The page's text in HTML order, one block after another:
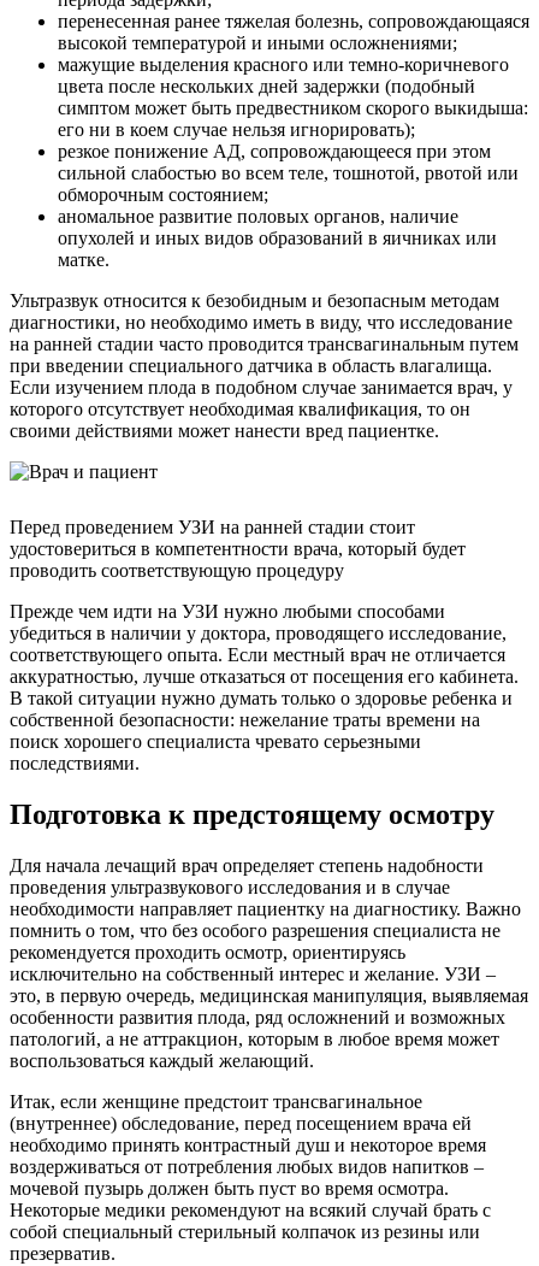
перенесенная ранее тяжелая болезнь, сопровождающаяся
высокой температурой и иными осложнениями;
мажущие выделения красного или темно-коричневого
цвета после нескольких дней задержки (подобный
симптом может быть предвестником скорого выкидыша:
его ни в коем случае нельзя игнорировать);
резкое понижение АД, сопровождающееся при этом
сильной слабостью во всем теле, тошнотой, рвотой или
обморочным состоянием;
аномальное развитие половых органов, наличие
опухолей и иных видов образований в яичниках или
матке.
Ультразвук относится к безобидным и безопасным методам
диагностики, но необходимо иметь в виду, что исследование
на ранней стадии часто проводится трансвагинальным путем
при введении специального датчика в область влагалища.
Если изучением плода в подобном случае занимается врач, у
которого отсутствует необходимая квалификация, то он
своими действиями может нанести вред пациентке.
Перед проведением УЗИ на ранней стадии стоит
удостовериться в компетентности врача, который будет
проводить соответствующую процедуру
Прежде чем идти на УЗИ нужно любыми способами
убедиться в наличии у доктора, проводящего исследование,
соответствующего опыта. Если местный врач не отличается
аккуратностью, лучше отказаться от посещения его кабинета.
В такой ситуации нужно думать только о здоровье ребенка и
собственной безопасности: нежелание траты времени на
поиск хорошего специалиста чревато серьезными
последствиями.
Подготовка к предстоящему осмотру
Для начала лечащий врач определяет степень надобности
проведения ультразвукового исследования и в случае
необходимости направляет пациентку на диагностику. Важно
помнить о том, что без особого разрешения специалиста не
рекомендуется проходить осмотр, ориентируясь
исключительно на собственный интерес и желание. УЗИ –
это, в первую очередь, медицинская манипуляция, выявляемая
особенности развития плода, ряд осложнений и возможных
патологий, а не аттракцион, которым в любое время может
воспользоваться каждый желающий.
Итак, если женщине предстоит трансвагинальное
(внутреннее) обследование, перед посещением врача ей
необходимо принять контрастный душ и некоторое время
воздерживаться от потребления любых видов напитков –
мочевой пузырь должен быть пуст во время осмотра.
Некоторые медики рекомендуют на всякий случай брать с
собой специальный стерильный колпачок из резины или
презерватив.